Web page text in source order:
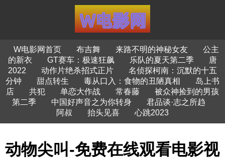
W电影网首页 布吉舞 来路不明的神秘女友
公主
的新衣
GT赛车：极速狂飙 乐队的夏天第二季
唐
2022
动作片绝杀招式正片
名侦探柯南：沉默的十五
分钟
甜点转生 毒从口入：食物的丑陋真相
岛上书
店
共犯 单恋大作战 常春藤
被众神捡到的男孩
第二季
中国好声音之为你转身
君品谈·志之所趋
阿叔
抬头见喜 心跳2023
动物尖叫-免费在线观看电影视